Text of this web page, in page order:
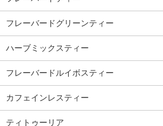
フレーバードグリーンティー
ハーブミックスティー
フレーバードルイボスティー
カフェインレスティー
ティトゥーリア